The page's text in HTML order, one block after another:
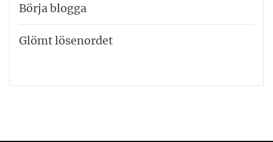
Börja blogga
Glömt lösenordet